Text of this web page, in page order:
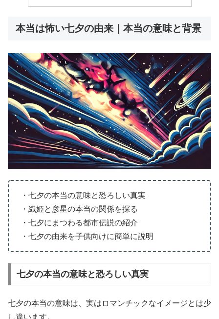
本当は怖い七夕の由来｜本当の意味と背景
・七夕の本当の意味と恐ろしい真実
・織姫と彦星の本当の関係を探る
・七夕にまつわる都市伝説の紹介
・七夕の由来を子供向けに簡単に説明
七夕の本当の意味と恐ろしい真実
七夕の本当の意味は、実はロマンチックなイメージとは少
し違います。